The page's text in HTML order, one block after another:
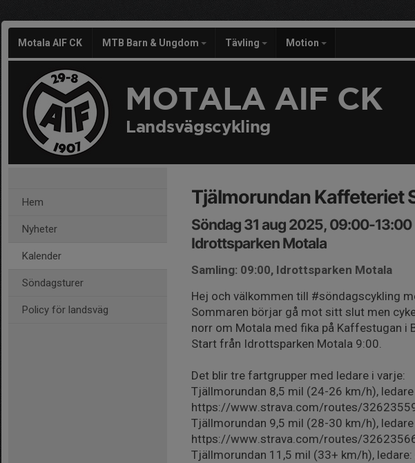
Motala AIF CK MTB Barn & Ungdom Tävling Motion
MOTALA AIF CK
Landsvägscykling
Hem
Nyheter
Kalender
Söndagsturer
Policy för landsväg
Tjälmorundan Kaffeteriet
Söndag 31 aug 2025, 09:00-13:00
Idrottsparken Motala
Samling: 09:00, Idrottsparken Motala
Hej och välkommen till #söndagscykling
Sommaren börjar gå mot sitt slut men
norr om Motala med fika på Kaffestugan i
Start från Idrottsparken Motala 9:00.
Det blir tre fartgrupper med ledare i varje:
Tjällmorundan 8,5 mil (24-26 km/h),
https://www.strava.com/routes/
Tjällmorundan 9,5 mil (28-30 km/h),
https://www.strava.com/routes/
Tjällmorundan 11,5 mil (33+ km/h), ledare: